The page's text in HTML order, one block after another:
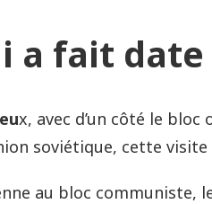
a fait date
x, avec d’un côté le bloc
soviétique, cette visite
au bloc communiste,